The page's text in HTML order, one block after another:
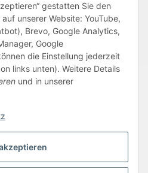
gestatten Sie den
unserer Website: YouTube,
Brevo, Google Analytics,
Google
die Einstellung jederzeit
links unten). Weitere Details
und in unserer
SitemapImpressum